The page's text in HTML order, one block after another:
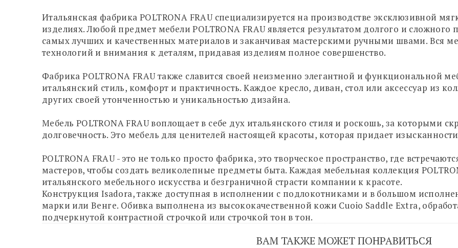
Итальянская фабрика POLTRONA FRAU специализируется на производстве эксклюзивной
изделиях. Любой предмет мебели POLTRONA FRAU является результатом долгого и
самых лучших и качественных материалов и заканчивая мастерскими ручными швами. Вся
технологий и внимания к деталям, придавая изделиям полное совершенство.
Фабрика POLTRONA FRAU также славится своей неизменно элегантной и функциональной
итальянский стиль, комфорт и практичность. Каждое кресло, диван, стол или аксессуар из
других своей утонченностью и уникальностью дизайна.
Мебель POLTRONA FRAU воплощает в себе дух итальянского стиля и роскошь, за которыми
долговечность. Это мебель для ценителей настоящей красоты, которая придает
POLTRONA FRAU - это не только просто фабрика, это творческое пространство, где
мастеров, чтобы создать великолепные предметы быта. Каждая мебельная коллекция
итальянского мебельного искусства и безграничной страсти компании к красоте.
Конструкция Isadora, также доступная в исполнении с подлокотниками и в большом
марки или Венге. Обивка выполнена из высококачественной кожи Cuoio Saddle Extra,
подчеркнутой контрастной строчкой или строчкой тон в тон.
ВАМ ТАКЖЕ МОЖЕТ ПОНРАВИТЬСЯ